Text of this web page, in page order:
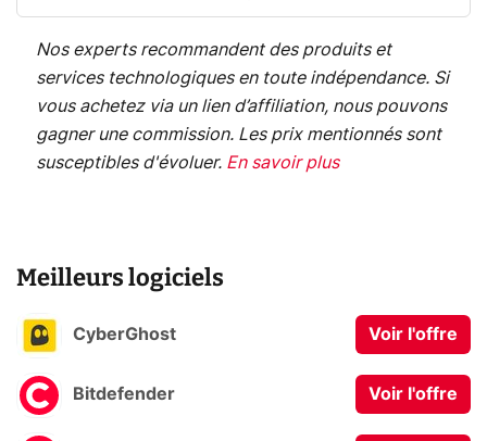
Nos experts recommandent des produits et
services technologiques en toute indépendance. Si
vous achetez via un lien d’affiliation, nous pouvons
gagner une commission. Les prix mentionnés sont
susceptibles d'évoluer. En savoir plus
Meilleurs logiciels
CyberGhost Voir l'offre
Bitdefender Voir l'offre